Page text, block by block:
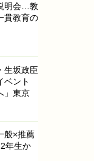
明会…教
貫教育の
生坂政臣
ベント
」東京
般×推薦
年生か